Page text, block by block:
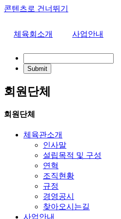
콘텐츠로 건너뛰기
체육회소개 사업안내
회원단체
회원단체
체육관소개
인사말
설립목적 및 구성
연혁
조직현황
규정
경영공시
찾아오시는길
사업안내